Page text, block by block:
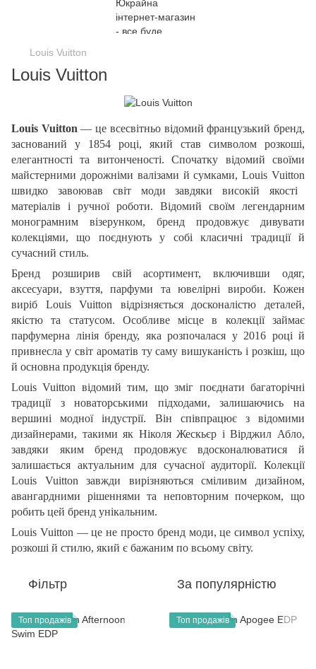
Louis Vuitton
Louis Vuitton
Louis Vuitton — це всесвітньо відомий французький бренд,
заснований у 1854 році, який став символом розкоші,
елегантності та витонченості. Спочатку відомий своїми
майстерними дорожніми валізами й сумками,Louis Vuitton
швидко завоював світ моди завдяки високій якості
матеріалів і ручної роботи. Відомий своїм легендарним
монограмним візерунком, бренд продовжує дивувати
колекціями, що поєднують у собі класичні традиції й
сучасний стиль.
Бренд розширив свій асортимент, включивши одяг,
аксесуари, взуття, парфуми та ювелірні вироби. Кожен
виріб Louis Vuitton відрізняється досконалістю деталей,
якістю та статусом. Особливе місце в колекції займає
парфумерна лінія бренду, яка розпочалася у 2016 році й
привнесла у світ ароматів ту саму вишуканість і розкіш, що
й основна продукція бренду.
Louis Vuitton відомий тим, що зміг поєднати багаторічні
традиції з новаторськими підходами, залишаючись на
вершині модної індустрії. Він співпрацює з відомими
дизайнерами, такими як Ніколя Жескьєр і Вірджил Абло,
завдяки яким бренд продовжує вдосконалюватися й
залишається актуальним для сучасної аудиторії. Колекції
Louis
Vuitton завжди вирізняються сміливим дизайном,
авангардними рішеннями та неповторним почерком, що
робить цей бренд унікальним.
Louis Vuitton — це не просто бренд моди, це символ успіху,
розкоші й стилю, який є бажаним по всьому світу.
Фільтр За популярністю
Топ продажів Топ продажів